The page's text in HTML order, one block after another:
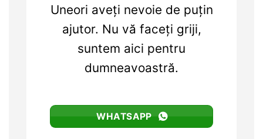
Uneori aveți nevoie de puțin
ajutor. Nu vă faceți griji,
suntem aici pentru
dumneavoastră.
WHATSAPP